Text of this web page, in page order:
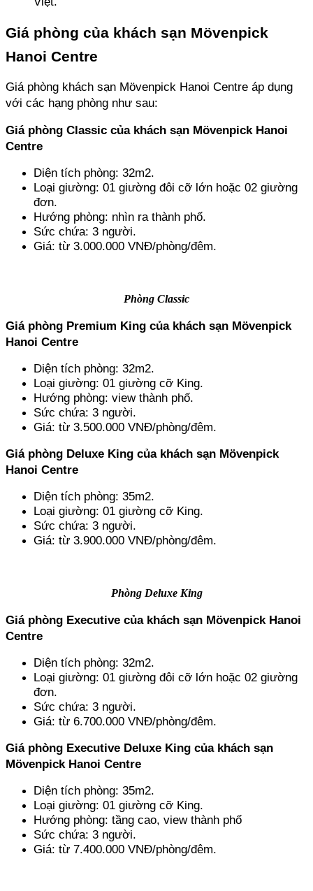
Giá phòng của khách sạn Mövenpick
Hanoi Centre
Giá phòng khách sạn Mövenpick Hanoi Centre áp dụng
với các hạng phòng như sau:
Giá phòng Classic của khách sạn Mövenpick Hanoi
Centre
Diện tích phòng: 32m2.
Loại giường: 01 giường đôi cỡ lớn hoặc 02 giường
đơn.
Hướng phòng: nhìn ra thành phố.
Sức chứa: 3 người.
Giá: từ 3.000.000 VNĐ/phòng/đêm.
Phòng Classic
Giá phòng Premium King của khách sạn Mövenpick
Hanoi Centre
Diện tích phòng: 32m2.
Loại giường: 01 giường cỡ King.
Hướng phòng: view thành phố.
Sức chứa: 3 người.
Giá: từ 3.500.000 VNĐ/phòng/đêm.
Giá phòng Deluxe King của khách sạn Mövenpick
Hanoi Centre
Diện tích phòng: 35m2.
Loại giường: 01 giường cỡ King.
Sức chứa: 3 người.
Giá: từ 3.900.000 VNĐ/phòng/đêm.
Phòng Deluxe King
Giá phòng Executive của khách sạn Mövenpick Hanoi
Centre
Diện tích phòng: 32m2.
Loại giường: 01 giường đôi cỡ lớn hoặc 02 giường
đơn.
Sức chứa: 3 người.
Giá: từ 6.700.000 VNĐ/phòng/đêm.
Giá phòng Executive Deluxe King của khách sạn
Mövenpick Hanoi Centre
Diện tích phòng: 35m2.
Loại giường: 01 giường cỡ King.
Hướng phòng: tầng cao, view thành phố
Sức chứa: 3 người.
Giá: từ 7.400.000 VNĐ/phòng/đêm.